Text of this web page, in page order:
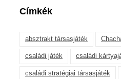
Címkék
absztrakt társasjáték
családi játék családi
családi stratégiai társasjáték